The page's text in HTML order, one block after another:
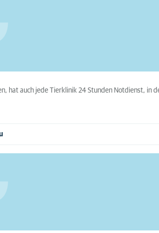
hat auch jede Tierklinik 24 Stunden Notdienst, in